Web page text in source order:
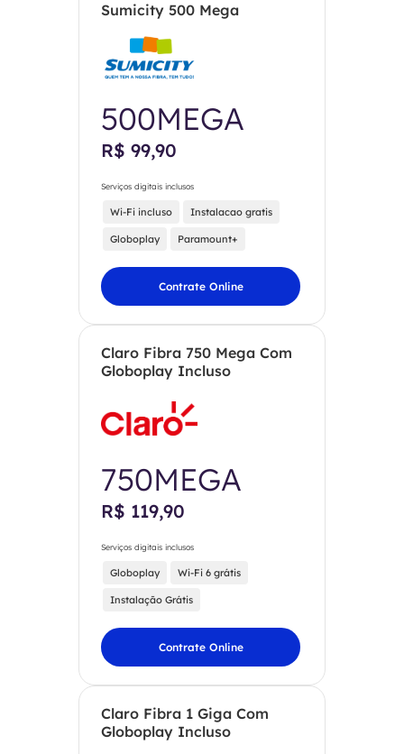
Sumicity 500 Mega
500MEGA
R$ 99,90
Serviços digitais inclusos
Wi-Fi incluso Instalacao gratis
Globoplay Paramount+
Contrate Online
Claro Fibra 750 Mega Com
Globoplay Incluso
750MEGA
R$ 119,90
Serviços digitais inclusos
Globoplay Wi-Fi 6 grátis
Instalação Grátis
Contrate Online
Claro Fibra 1 Giga Com
Globoplay Incluso